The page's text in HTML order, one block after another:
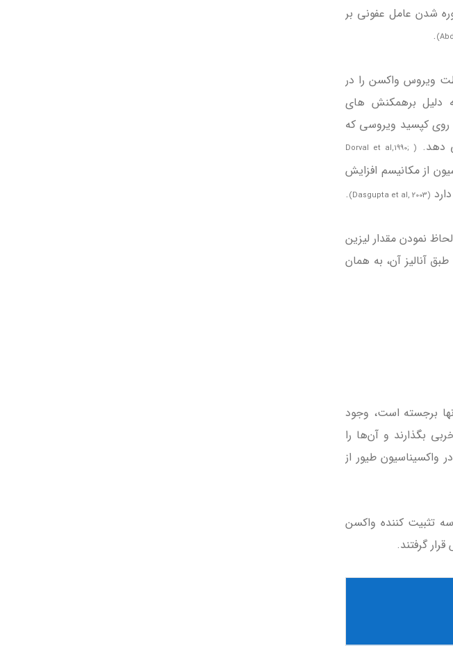
شدن عامل عفونی بر
.
ویروس واکسن را در
دلیل برهمکنش های
روی کپسید ویروسی که
دهد.
( Dorval et al,1990;
از مکانیسم افزایش
(Dasgupta et al, 2003)
.
نمودن مقدار لیزین
آنالیز آن، به همان
برجسته است، وجود
بگذارند و آن‌ها را
واکسیناسیون طیور از
سه تثبیت کننده واکسن
گرفتند.